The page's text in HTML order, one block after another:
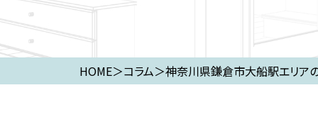
HOME＞コラム＞神奈川県鎌倉市大船駅エリア